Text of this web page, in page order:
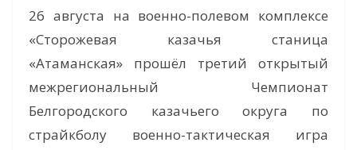
26 августа на военно-полевом комплексе
«Сторожевая казачья станица
«Атаманская» прошёл третий открытый
межрегиональный Чемпионат
Белгородского казачьего округа по
страйкболу военно-тактическая игра